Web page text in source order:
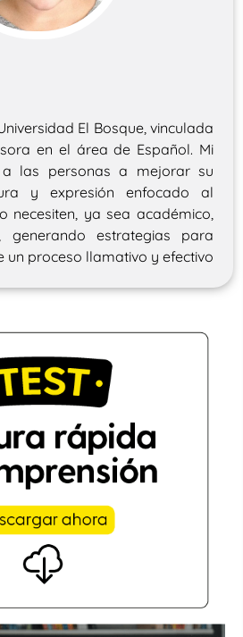
El Bosque, vinculada
en el área de Español. Mi
las personas a mejorar su
y expresión enfocado al
necesiten, ya sea académico,
estrategias para
un proceso llamativo y efectivo